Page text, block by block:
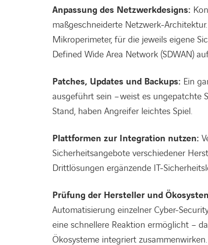
Anpassung des Netzwerkdesigns:
maßgeschneiderte Netzwerk-
Mikroperimeter, für die jeweils eigene
Defined Wide Area Network (SDWAN)
Patches, Updates und Backups: Ein
ausgeführt sein – weist es ungepatchte
Stand, haben Angreifer leichtes Spiel.
Plattformen zur Integration nutzen:
Sicherheitsangebote verschiedener
Drittlösungen ergänzende IT-
Prüfung der Hersteller und
Automatisierung einzelner Cyber-
eine schnellere Reaktion ermöglicht –
Ökosysteme integriert zusammenwirken.